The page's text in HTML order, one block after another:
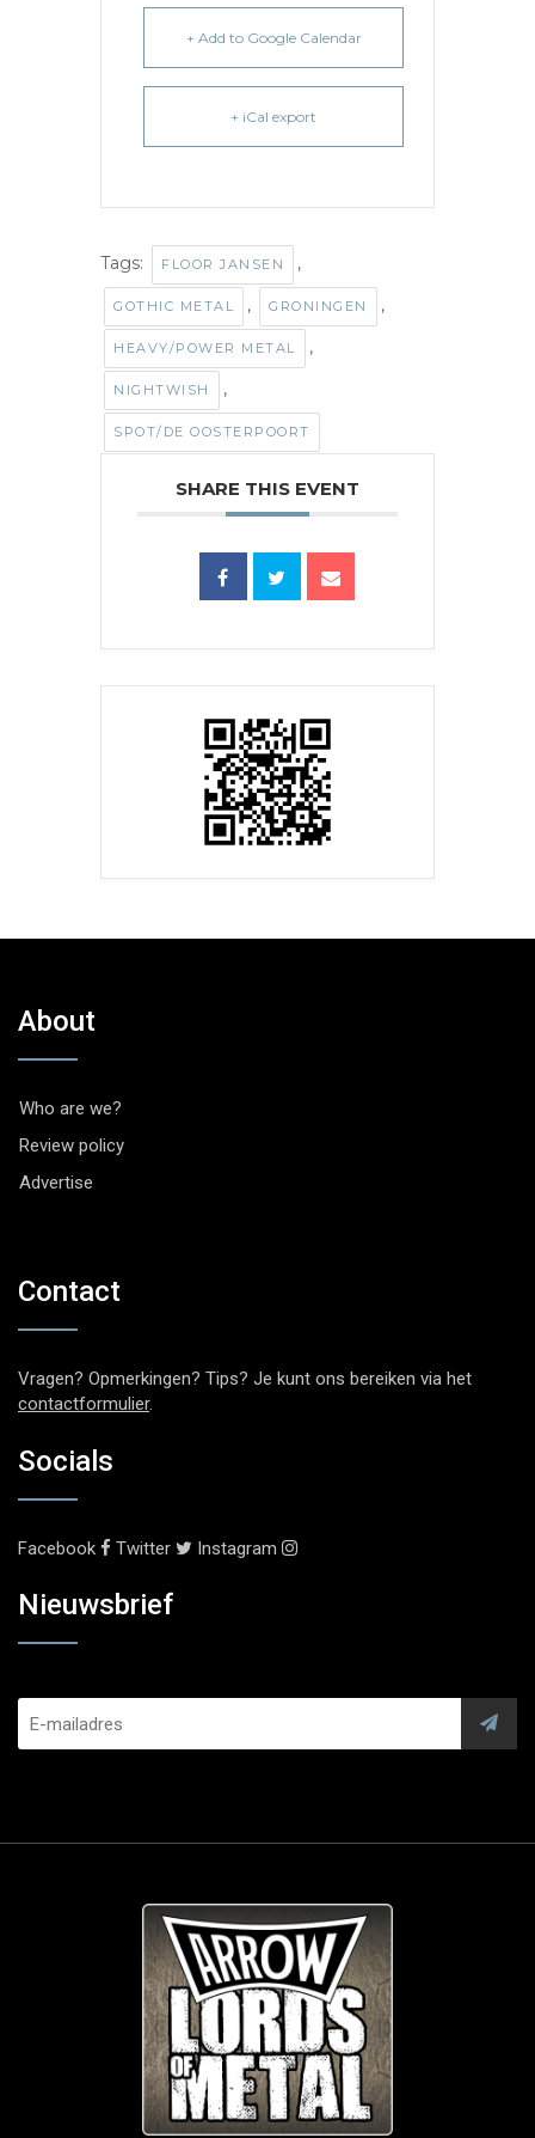
+ Add to Google Calendar
+ iCal export
Tags: FLOOR JANSEN ,
GOTHIC METAL , GRONINGEN ,
HEAVY/POWER METAL ,
NIGHTWISH ,
SPOT/DE OOSTERPOORT
SHARE THIS EVENT
About
Who are we?
Review policy
Advertise
Contact
Vragen? Opmerkingen? Tips? Je kunt ons bereiken via het
contactformulier.
Socials
Facebook Twitter Instagram
Nieuwsbrief